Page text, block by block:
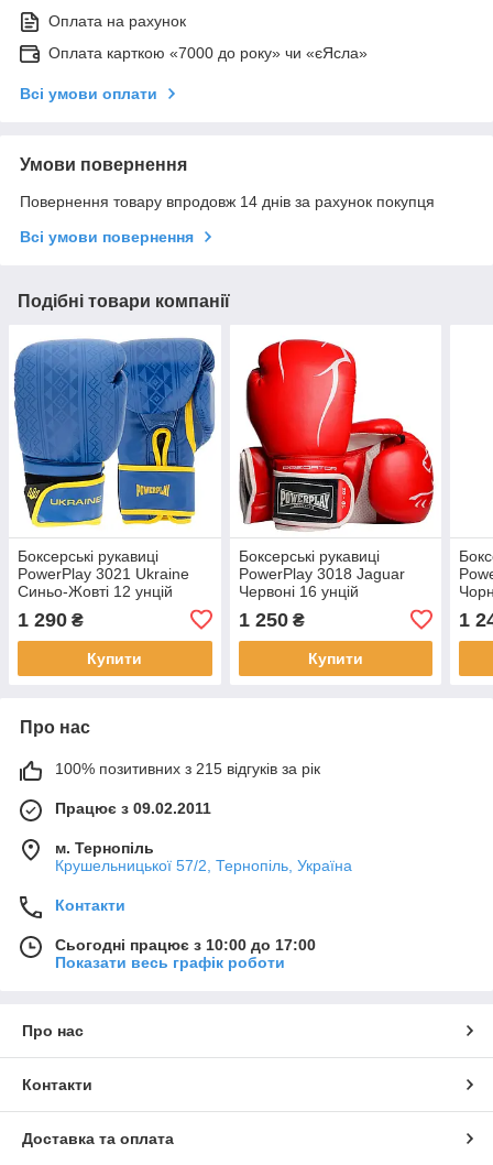
Оплата на рахунок
Оплата карткою «7000 до року» чи «єЯсла»
Всі умови оплати
Умови повернення
Повернення товару впродовж 14 днів за рахунок покупця
Всі умови повернення
Подібні товари компанії
Боксерські рукавиці
PowerPlay 3021 Ukraine
Синьо-Жовті 12 унцій
1 290 ₴
Купити
Боксерські рукавиці
PowerPlay 3018 Jaguar
Червоні 16 унцій
1 250₴
Купити
1
Про нас
100% позитивних з 215 відгуків за рік
Працює з 09.02.2011
м. Тернопіль
Крушельницької 57/2, Тернопіль, Україна
Контакти
Сьогодні працює з 10:00 до 17:00
Показати весь графік роботи
Про нас
Контакти
Доставка та оплата